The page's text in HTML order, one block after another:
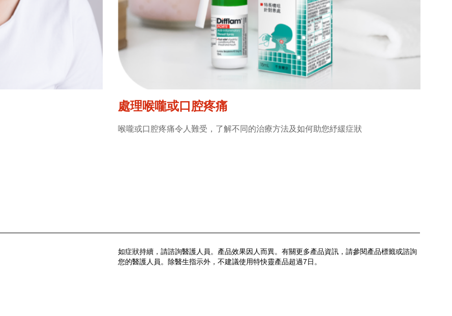
處理喉嚨或口腔疼痛
喉嚨或口腔疼痛令人難受，了解不同的治療方法及如何助您紓緩症狀
如症狀持續，請諮詢醫護人員。產品效果因人而異。有關更多產品資訊，請參閱產品標籤或諮詢
您的醫護人員。除醫生指示外，不建議使用特快靈產品超過7日。